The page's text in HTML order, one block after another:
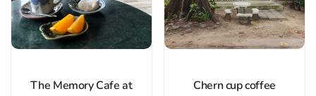
The Memory Cafe at
Chern cup coffee